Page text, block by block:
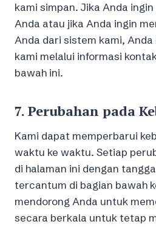
kami simpan. Jika Anda
Anda atau jika Anda ingin
Anda dari sistem kami,
kami melalui informasi
bawah ini.
7. Perubahan pada
Kami dapat memperbarui
waktu ke waktu. Setiap
di halaman ini dengan
tercantum di bagian bawah
mendorong Anda untuk
secara berkala untuk tetap